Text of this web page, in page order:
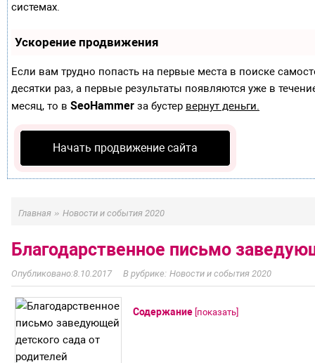
системах.
Ускорение продвижения
Если вам трудно попасть на первые места в поиске
десятки раз, а первые результаты появляются уже в
месяц, то в SeoHammer за бустер вернут деньги.
Начать продвижение сайта
Главная » Новости и события 2020
Благодарственное письмо
8.10.2017 Новости и события 2020
Содержание [показать]